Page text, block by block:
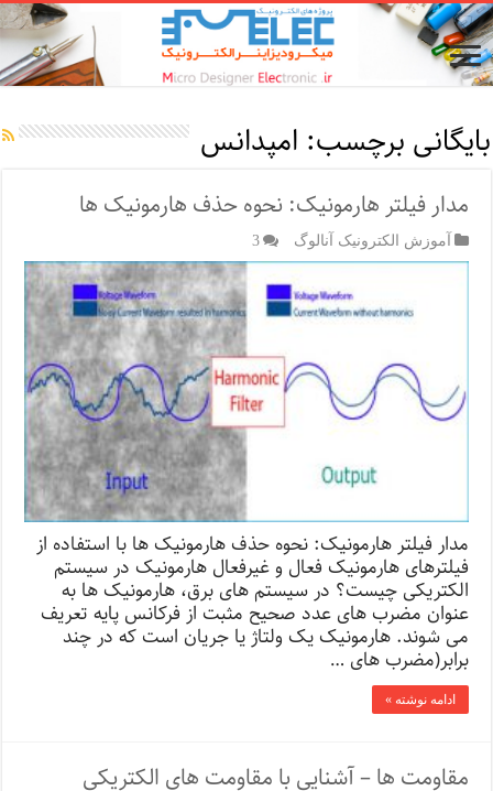
بایگانی برچسب: امپدانس
مدار فیلتر هارمونیک: نحوه حذف هارمونیک ها
آموزش الکترونیک آنالوگ 3
مدار فیلتر هارمونیک: نحوه حذف هارمونیک ها با استفاده از
فیلترهای هارمونیک فعال و غیرفعال هارمونیک در سیستم
الکتریکی چیست؟ در سیستم های برق، هارمونیک ها به
عنوان مضرب های عدد صحیح مثبت از فرکانس پایه تعریف
می شوند. هارمونیک یک ولتاژ یا جریان است که در چند
برابر(مضرب های …
ادامه نوشته »
مقاومت‌ ها – آشنایی با مقاومت های الکتریکی